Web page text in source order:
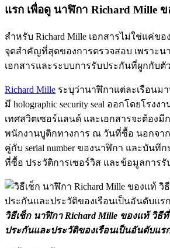
แรก เพื่อดู นาฬิกา Richard Mille ข
สำหรับ Richard Mille เอกสารไม่ใช่แค่ข
จุดสำคัญที่สุดของการตรวจสอบ เพราะน
เอกสารและระบบการรับประกันที่ผูกกับตั
Richard Mille ระบุว่านาฬิกาแต่ละเรือนมา
มี holographic security seal ออกโดยโรงง
เทศสวิตเซอร์แลนด์ และเอกสารจะต้อง
พนักงานบูติกทางการ ณ วันที่ซื้อ นอกจากนี้
คู่กับ serial number ของนาฬิกา และบันทึ
ที่ซื้อ ประวัติการเซอร์วิส และข้อมูลการรั
วิธีเช็ก นาฬิกา Richard Mille ของแท้ วิธีที่
ประกันและประวัติของเรือนเป็นอันดับแร